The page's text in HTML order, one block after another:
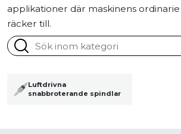
applikationer där maskinens
räcker till.
Luftdrivna
snabbroterande spindlar